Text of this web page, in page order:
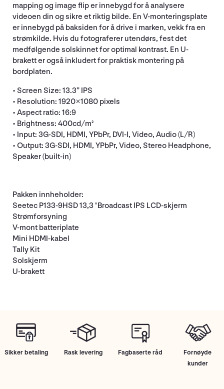
mapping og image flip er innebygd for å analysere
videoen din og sikre et riktig bilde. En V-monteringsplate
er innebygd på baksiden for å drive i marken, vekk fra en
strømkilde. Hvis du fotograferer utendørs, fest det
medfølgende solskinnet for optimal kontrast. En U-
brakett er også inkludert for praktisk montering på
bordplaten.
• Screen Size: 13.3” IPS
• Resolution: 1920×1080 pixels
• Aspect ratio: 16:9
• Brightness: 400cd/m²
• Input: 3G-SDI, HDMI, YPbPr, DVI-I, Video, Audio (L/R)
• Output: 3G-SDI, HDMI, YPbPr, Video, Stereo Headphone,
Speaker (built-in)
Pakken innheholder:
Seetec P133-9HSD 13,3 "Broadcast IPS LCD-skjerm
Strømforsyning
V-mont batteriplate
Mini HDMI-kabel
Tally Kit
Solskjerm
U-brakett
Sikker betaling Rask levering Fagbaserte råd
Fornøyde
kunder